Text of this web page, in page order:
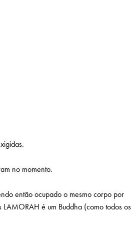
no momento.
então ocupado o mesmo corpo por
é um Buddha (como todos os